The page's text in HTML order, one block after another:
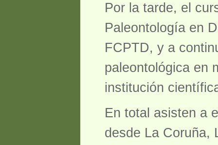
Por la tarde, el
Paleontología en
FCPTD, y a
paleontológica en
institución
En total asisten a
desde La Coruña,